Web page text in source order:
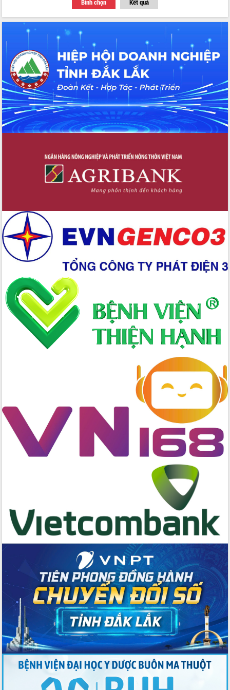
Thứ trưởng Bộ Y tế làm việc với tỉnh
Đắk Lắk về phát triển nhân lực y tế
cho trạm y tế cấp xã
Du lịch Đắk Lắk nâng tầm trải nghiệm
du khách thông qua Hệ thống cơ sở dữ
liệu và Bản đồ số
Tập huấn ứng dụng trí tuệ nhân tạo (AI)
trong thương mại điện tử năm 2026
Đoàn đại biểu Quốc hội tỉnh Đắk Lắk
trao đổi thông tin trước Kỳ họp thứ
nhất, Quốc hội khóa XVI
Quyết liệt cải cách hành chính, khơi
Nâng cao hiệu lực, hiệu quả HĐND
tỉnh thông qua hiện đại hóa hành chính
Xã Ea Phê gắn cải cách hành chính với
Hồ Thị Nguyên Thảo làm việc tại Trung
tâm Phục vụ hành chính công xã Ea
Xây dựng nền hành chính số đồng
hành cùng nông dân dân, doanh nghiệp
Giai đoạn 2026-2030, Đắk Lắk phấn
đấu có 77% xã đạt chuẩn nông thôn
mới
Chuyển đổi số 'mở đường' cho nông
nghiệp Đắk Lắk tăng trưởng bứt phá
Triển khai đồng bộ đo đạc, lập hồ sơ
địa chính, hoàn thiện cơ sở dữ liệu đất
Đắk Lắk đẩy mạnh nuôi biển công
nghệ, hướng tới phát triển thủy sản
bền vững
Tập huấn nâng cao năng lực triển khai
chuyển đổi số cho cán bộ, công chức
Đẩy mạnh cải cách hành chính, quyết
tâm đạt được mục tiêu tăng trưởng
hai con số trong năm 2026
Tổ chức trang trọng Lễ hội Đền thờ
Lương Văn Chánh năm 2026
Phó Bí thư Tỉnh ủy Đắk Lắk Đỗ Hữu
Huy giữ chức Bí thư Đảng ủy Ủy Ban
Nhân dân tỉnh
Bệnh án điện tử thúc đẩy chuyển đổi
số y tế tại Đắk Lắk
Chuyển đổi số thư viện: Mở rộng
không gian tri thức trong thời đại số
Đánh giá, rút kinh nghiệm công tác tổ
chức diễn tập trước ngày bầu cử
Chương trình “Gặp gỡ hữu nghị –
Friendship Meeting New Year 2026”
Bình chọn Kết quả